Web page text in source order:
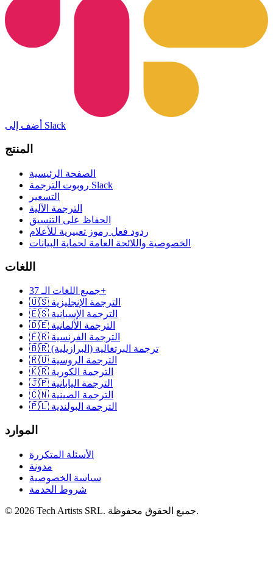
أضف إلى Slack
المنتج
الصفحة الرئيسية
روبوت الترجمة Slack
التسعير
الترجمة الآلية
الحفاظ على التنسيق
ردود فعل رموز تعبيرية للأعلام
الخصوصية واللائحة العامة لحماية البيانات
اللغات
جميع اللغات الـ 37+
🇺🇸 الترجمة الإنجليزية
🇪🇸 الترجمة الإسبانية
🇩🇪 الترجمة الألمانية
🇫🇷 الترجمة الفرنسية
🇧🇷 ترجمة البرتغالية (البرازيلية)
🇷🇺 الترجمة الروسية
🇰🇷 الترجمة الكورية
🇯🇵 الترجمة اليابانية
🇨🇳 الترجمة الصينية
🇵🇱 الترجمة البولندية
الموارد
الأسئلة المتكررة
مدونة
سياسة الخصوصية
شروط الخدمة
© 2026 Tech Artists SRL. جميع الحقوق محفوظة.